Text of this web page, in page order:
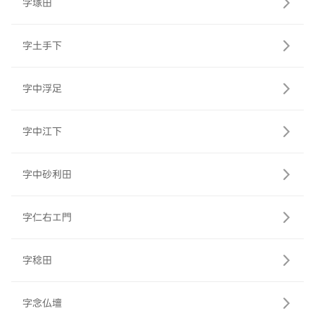
字土手下
字中浮足
字中江下
字中砂利田
字仁右エ門
字稔田
字念仏壇